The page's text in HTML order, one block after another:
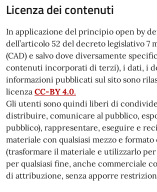
Licenza dei contenuti
In applicazione del principio open by
dell’articolo 52 del decreto legislativo 7
(CAD) e salvo dove diversamente
contenuti incorporati di terzi), i dati, i
informazioni pubblicati sul sito sono
licenza CC-BY 4.0.
Gli utenti sono quindi liberi di
distribuire, comunicare al pubblico,
pubblico), rappresentare, eseguire e
materiale con qualsiasi mezzo e
(trasformare il materiale e utilizzarlo
per qualsiasi fine, anche commerciale
di attribuzione, senza apporre